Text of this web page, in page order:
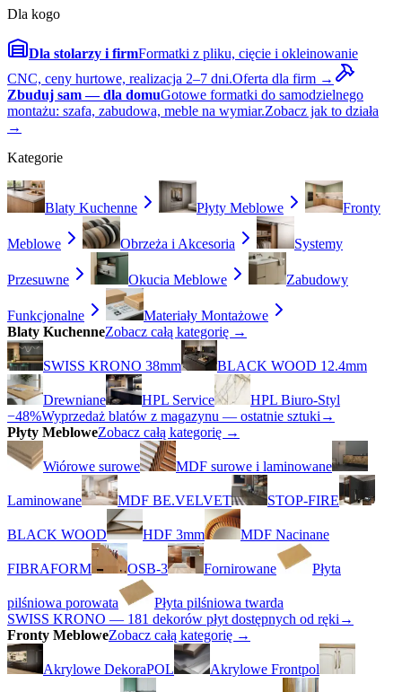
Dla kogo
Dla stolarzy i firmFormatki z pliku, cięcie i okleinowanie
CNC, ceny hurtowe, realizacja 2–7 dni.Oferta dla firm →
Zbuduj sam — dla domuGotowe formatki do samodzielnego
montażu: szafa, zabudowa, meble na wymiar.Zobacz jak to działa
→
Kategorie
Blaty Kuchenne Płyty Meblowe Fronty
Meblowe Obrzeża i Akcesoria Systemy
Przesuwne Okucia Meblowe Zabudowy
Funkcjonalne
Materiały Montażowe
Blaty KuchenneZobacz całą kategorię →
SWISS KRONO 38mm BLACK WOOD 12.4mm
Drewniane HPL Service
HPL Biuro-Styl
−48%Wyprzedaż blatów z magazynu — ostatnie sztuki →
Płyty MebloweZobacz całą kategorię →
Wiórowe surowe MDF surowe i laminowane
Laminowane MDF BE.VELVET STOP-FIRE
BLACK WOOD HDF 3mm MDF Nacinane
FIBRAFORM OSB-3 Fornirowane Płyta
pilśniowa porowata
Płyta pilśniowa twarda
SWISS KRONO — 181 dekorów płyt dostępnych od ręki →
Fronty MebloweZobacz całą kategorię →
Akrylowe DekoraPOL Akrylowe Frontpol